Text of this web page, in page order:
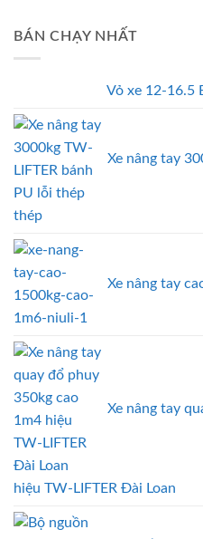
BÁN CHẠY NHẤT
Vỏ xe 12-16.5
Xe nâng tay
thép
Xe nâng tay
Xe nâng tay
hiệu TW-LIFTER Đài Loan